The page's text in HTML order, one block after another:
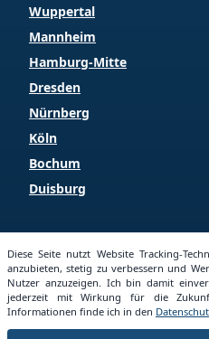
Wuppertal
Mannheim
Hamburg-Mitte
Dresden
Nürnberg
Köln
Bochum
Duisburg
Copyright © 2025
Startseite
Diese Seite nutzt Website Tracking-
anzubieten, stetig zu verbessern und
Nutzer anzuzeigen. Ich bin damit
jederzeit mit Wirkung für die
Informationen finde ich in den